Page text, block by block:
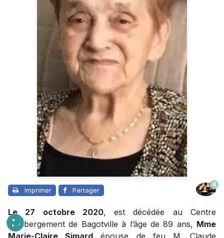
Imprimer Partager
4
Le 27 octobre 2020, est décédée au Centre
d’hébergement de Bagotville à l’âge de 89 ans, Mme
Marie-Claire Simard épouse de feu M. Claude